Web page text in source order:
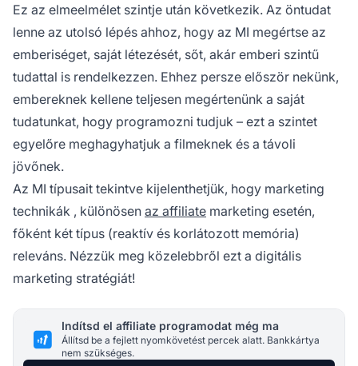
Ez az elmeelmélet szintje után következik. Az öntudat
lenne az utolsó lépés ahhoz, hogy az MI megértse az
emberiséget, saját létezését, sőt, akár emberi szintű
tudattal is rendelkezzen. Ehhez persze először nekünk,
embereknek kellene teljesen megértenünk a saját
tudatunkat, hogy programozni tudjuk – ezt a szintet
egyelőre meghagyhatjuk a filmeknek és a távoli
jövőnek.
Az MI típusait tekintve kijelenthetjük, hogy marketing
technikák , különösen az affiliate marketing esetén,
főként két típus (reaktív és korlátozott memória)
releváns. Nézzük meg közelebbről ezt a digitális
marketing stratégiát!
Indítsd el affiliate programodat még ma
Állítsd be a fejlett nyomkövetést percek alatt. Bankkártya
nem szükséges.